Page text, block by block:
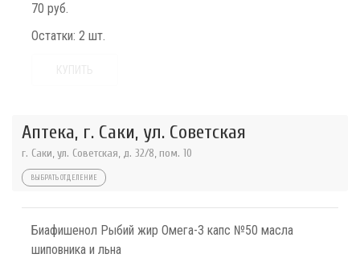
70 руб.
Остатки: 2 шт.
Аптека, г. Саки, ул. Советская
г. Саки, ул. Советская, д. 32/8, пом. 10
ВЫБРАТЬ ОТДЕЛЕНИЕ
Биафишенол Рыбий жир Омега-3 капс №50 масла
шиповника и льна